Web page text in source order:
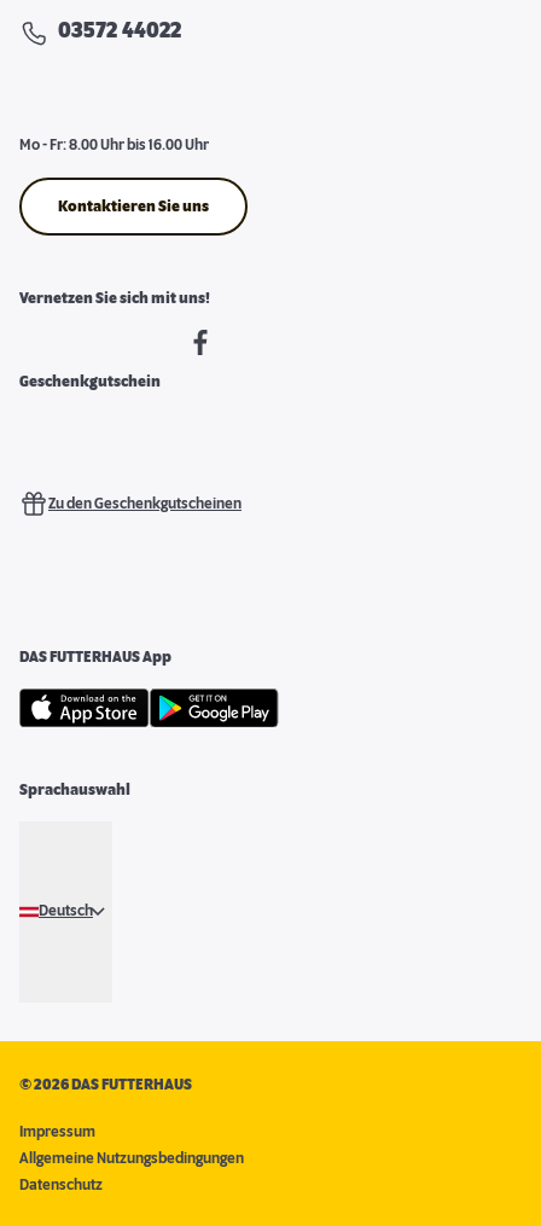
03572 44022
Mo - Fr: 8.00 Uhr bis 16.00 Uhr
Kontaktieren Sie uns
Vernetzen Sie sich mit uns!
Geschenkgutschein
Zu den Geschenkgutscheinen
DAS FUTTERHAUS App
Sprachauswahl
Deutsch
©2026 DAS FUTTERHAUS
Impressum
Allgemeine Nutzungsbedingungen
Datenschutz